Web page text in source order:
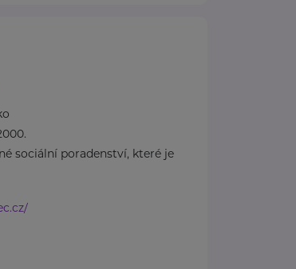
sociální poradenství, které je